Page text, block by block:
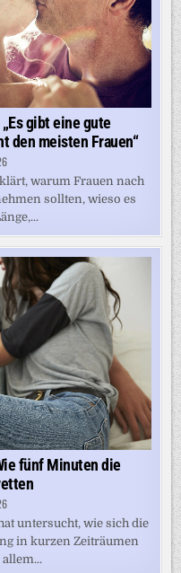
gibt eine gute
den meisten Frauen“
warum Frauen nach
sollten, wieso es
fünf Minuten die
untersucht, wie sich die
in kurzen Zeiträumen